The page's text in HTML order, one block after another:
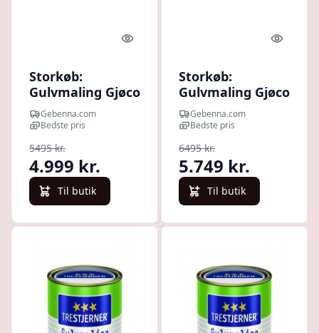
Quick look
Storkøb:
Gulvmaling Gjøco
Gulv 40 Hybrid 5
x 9 liter
Gebenna.com
Bedste pris
5495 kr.
4.999 kr.
Til butik
Quick
Storkøb:
Gulvmaling Gjøco
Oliebaseret 5 x 9
liter
Gebenna.com
Bedste pris
6495 kr.
5.749 kr.
Til butik